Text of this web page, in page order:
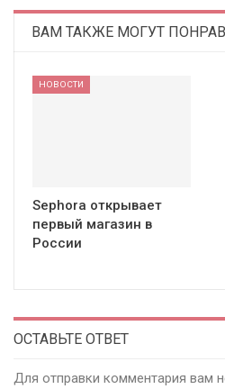
ВАМ ТАКЖЕ МОГУТ
НОВОСТИ
Sephora открывает
первый магазин в
России
ОСТАВЬТЕ ОТВЕТ
Для отправки комментария вам